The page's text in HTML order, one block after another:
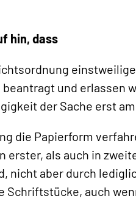
hin, dass
und erlassen
der Sache erst
die Papierform
erster, als auch in
nicht aber durch
Schriftstücke, auch